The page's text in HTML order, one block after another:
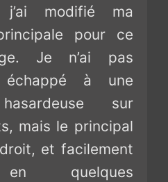
j’ai modifié ma
pour ce
Je n’ai pas
échappé à une
sur
mais le principal
et facilement
en quelques